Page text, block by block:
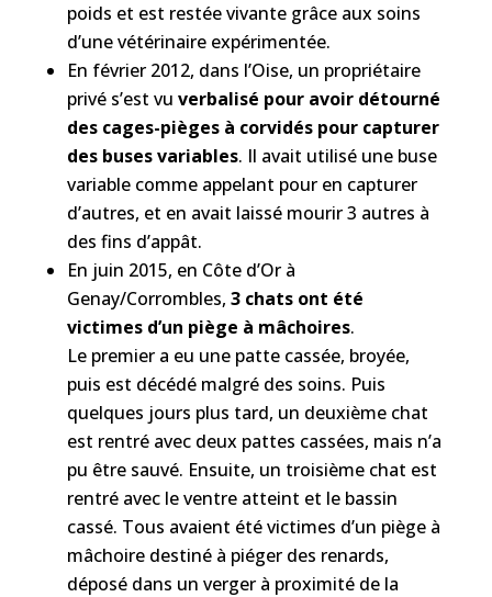
poids et est restée vivante grâce aux soins
d’une vétérinaire expérimentée.
En février 2012, dans l’Oise, un propriétaire
privé s’est vu verbalisé pour avoir détourné
des cages-pièges à corvidés pour capturer
des buses variables. Il avait utilisé une buse
variable comme appelant pour en capturer
d’autres, et en avait laissé mourir 3 autres à
des fins d’appât.
En juin 2015, en Côte d’Or à
Genay/Corrombles, 3 chats ont été
victimes d’un piège à mâchoires.
Le premier a eu une patte cassée, broyée,
puis est décédé malgré des soins. Puis
quelques jours plus tard, un deuxième chat
est rentré avec deux pattes cassées, mais n’a
pu être sauvé. Ensuite, un troisième chat est
rentré avec le ventre atteint et le bassin
cassé. Tous avaient été victimes d’un piège à
mâchoire destiné à piéger des renards,
déposé dans un verger à proximité de la